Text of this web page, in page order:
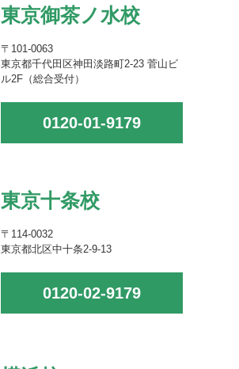
東京御茶ノ水校
〒101-0063
東京都千代田区神田淡路町2-23 菅山ビ
ル2F（総合受付）
0120-01-9179
東京十条校
〒114-0032
東京都北区中十条2-9-13
0120-02-9179